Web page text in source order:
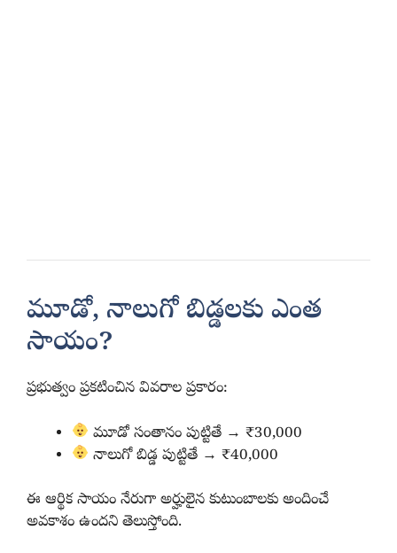
మూడో, నాలుగో బిడ్డలకు ఎంత
సాయం?
ప్రభుత్వం ప్రకటించిన వివరాల ప్రకారం:
మూడో సంతానం పుట్టితే → ₹30,000
నాలుగో బిడ్డ పుట్టితే → ₹40,000
ఈ ఆర్థిక సాయం నేరుగా అర్హులైన కుటుంబాలకు అందించే
అవకాశం ఉందని తెలుస్తోంది.